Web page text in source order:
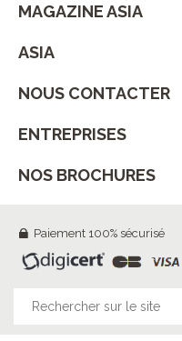
MAGAZINE ASIA
ASIA
NOUS CONTACTER
ENTREPRISES
NOS BROCHURES
Paiement 100% sécurisé